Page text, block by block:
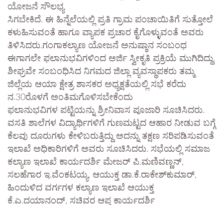
ಯೋಜನೆ ಸೌಲಭ್ಯ
ಸಿಗಬೇಕಿದೆ. ಈ ಹಿನ್ನೆಲೆಯಲ್ಲಿ ಪ್ರತಿ ಗ್ರಾಮ ಪಂಚಾಯಿತಿಗೆ ಸುತ್ತೋಲೆ
ಕಳುಹಿಸುವಂತೆ ಹಾಗೂ ವ್ಯಾಪಕ ಪ್ರಚಾರ ಕೈಗೊಳ್ಳುವಂತೆ ಅವರು
ತಿಳಿಸಿದರು.ಗಂಗಾಕಲ್ಯಾಣ ಯೋಜನೆ ಅನುಷ್ಠಾನ ಸಂಬಂಧ
ಈಗಾಗಲೇ ಫಲಾನುಭವಿಗಳಿಂದ ಅರ್ಜಿ ಸ್ವೀಕೃತಿ ಪ್ರಕ್ರಿಯೆ ಮುಗಿದಿದ್ದು,
ಶೀಘ್ರವೇ ಸಂಬಂಧಿಸಿದ ನಿಗಮದ ಜಿಲ್ಲಾ ವ್ಯವಸ್ಥಾಪಕರು ತಮ್ಮ
ಜಿಲ್ಲೆಯ ಆಯಾ ಕ್ಷೇತ್ರ ಶಾಸಕರ ಅಧ್ಯಕ್ಷತೆಯಲ್ಲಿ ಸಭೆ ಕರೆದು
ನ.30ರೊಳಗೆ ಅಂತಿಮಗೊಳಿಸಬೇಕೆಂದು
ಫಲಾನುಭವಿಗಳ ಪಟ್ಟಿಯನ್ನು ಶ್ರೀನಿವಾಸ ಪೂಜಾರಿ ಸೂಚಿಸಿದರು.
ವಸತಿ ಶಾಲೆಗಳ ವಿದ್ಯಾರ್ಥಿಗಳಿಗೆ ಗುಣಮಟ್ಟದ ಆಹಾರ ನೀಡುವ ಬಗ್ಗೆ
ಕೆಲವು ದೂರುಗಳು ಕೇಳಿಬರುತ್ತಿದ್ದು ಅದನ್ನು ತಕ್ಷಣ ಸರಿಪಡಿಸುವಂತೆ
ಇಲಾಖೆ ಅಧಿಕಾರಿಗಳಿಗೆ ಅವರು ಸೂಚಿಸಿದರು. ಸಭೆಯಲ್ಲಿ ಸಮಾಜ
ಕಲ್ಯಾಣ ಇಲಾಖೆ ಕಾರ್ಯದರ್ಶಿ ಮೇಜರ್ ಪಿ.ಮಣಿವಣ್ಣನ್,
ಸಲಹೆಗಾರ ಇ.ವೆಂಕಟಯ್ಯ, ಆಯುಕ್ತ ಡಾ.ಕೆ.ರಾಕೇಶ್‌ಕುಮಾರ್,
ಹಿಂದುಳಿದ ವರ್ಗಗಳ ಕಲ್ಯಾಣ ಇಲಾಖೆ ಆಯುಕ್ತ
ಕೆ.ಎ.ದಯಾನಂದ್, ಸಚಿವರ ಆಪ್ತ ಕಾರ್ಯದರ್ಶಿ